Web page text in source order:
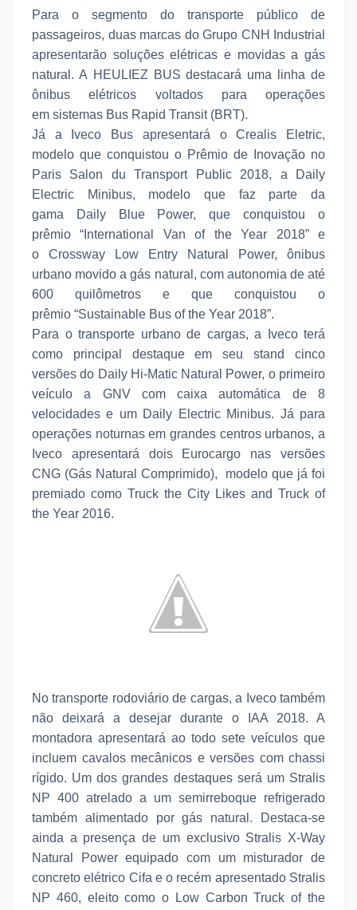
Para o segmento do transporte público de
passageiros, duas marcas do Grupo CNH Industrial
apresentarão soluções elétricas e movidas a gás
natural. A HEULIEZ BUS destacará uma linha de
ônibus elétricos voltados para operações
em sistemas Bus Rapid Transit (BRT).
Já a Iveco Bus apresentará o Crealis Eletric,
modelo que conquistou o Prêmio de Inovação no
Paris Salon du Transport Public 2018, a Daily
Electric Minibus, modelo que faz parte da
gama Daily Blue Power, que conquistou o
prêmio “International Van of the Year 2018” e
o Crossway Low Entry Natural Power, ônibus
urbano movido a gás natural, com autonomia de até
600 quilômetros e que conquistou o
prêmio “Sustainable Bus of the Year 2018”.
Para o transporte urbano de cargas, a Iveco terá
como principal destaque em seu stand cinco
versões do Daily Hi-Matic Natural Power, o primeiro
veículo a GNV com caixa automática de 8
velocidades e um Daily Electric Minibus. Já para
operações noturnas em grandes centros urbanos, a
Iveco apresentará dois Eurocargo nas versões
CNG (Gás Natural Comprimido), modelo que já foi
premiado como Truck the City Likes and Truck of
the Year 2016.
No transporte rodoviário de cargas, a Iveco também
não deixará a desejar durante o IAA 2018. A
montadora apresentará ao todo sete veículos que
incluem cavalos mecânicos e versões com chassi
rígido. Um dos grandes destaques será um Stralis
NP 400 atrelado a um semirreboque refrigerado
também alimentado por gás natural. Destaca-se
ainda a presença de um exclusivo Stralis X-Way
Natural Power equipado com um misturador de
concreto elétrico Cifa e o recém apresentado Stralis
NP 460, eleito como o Low Carbon Truck of the